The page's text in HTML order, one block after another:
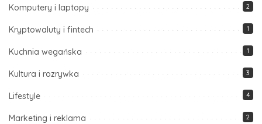
Komputery i laptopy 2
Kryptowaluty i fintech 1
Kuchnia wegańska 1
Kultura i rozrywka 3
Lifestyle 4
Marketing i reklama 2